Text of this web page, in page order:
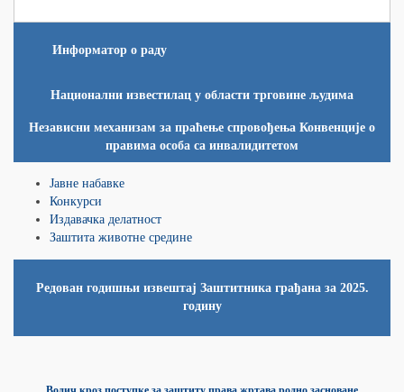
Информатор о раду
Национални известилац у области трговине људима
Независни механизам за праћење спровођења Конвенције о
правима особа са инвалидитетом
Јавне набавке
Конкурси
Издавачка делатност
Заштита животне средине
Редован годишњи извештај Заштитника грађана за 2025.
годину